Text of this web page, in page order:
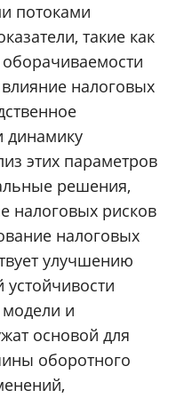
потоками
такие как
оборачиваемости
налоговых
динамику
этих параметров
решения,
налоговых рисков
налоговых
улучшению
и
основой для
оборотного